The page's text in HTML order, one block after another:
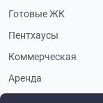
Готовые ЖК
Пентхаусы
Коммерческая
Аренда